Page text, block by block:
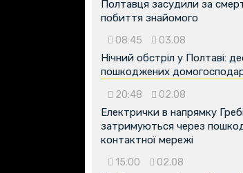
Полтавця засудили за
побиття знайомого
08:45 03.08
Нічний обстріл у Полтаві:
пошкоджених
20:48 02.08
Електрички в напрямку
затримуються через
контактної мережі
15:00 02.08